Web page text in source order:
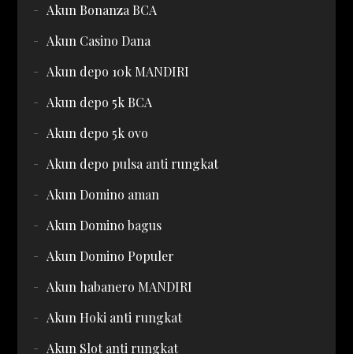
Akun Bonanza BCA
Akun Casino Dana
Akun depo 10k MANDIRI
Akun depo 5k BCA
Akun depo 5k ovo
Akun depo pulsa anti rungkat
Akun Domino aman
Akun Domino bagus
Akun Domino Populer
Akun habanero MANDIRI
Akun Hoki anti rungkat
Akun Slot anti rungkat